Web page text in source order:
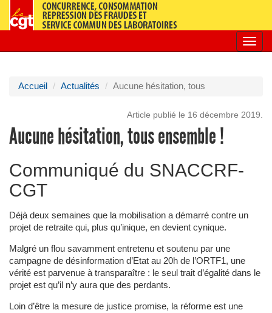
Accueil Actualités Aucune hésitation, tous
Article publié le 16 décembre 2019.
Aucune hésitation, tous ensemble !
Communiqué du SNACCRF-
CGT
Déjà deux semaines que la mobilisation a démarré contre un
projet de retraite qui, plus qu’inique, en devient cynique.
Malgré un flou savamment entretenu et soutenu par une
campagne de désinformation d’Etat au 20h de l’ORTF1, une
vérité est parvenue à transparaître : le seul trait d’égalité dans le
projet est qu’il n’y aura que des perdants.
Loin d’être la mesure de justice promise, la réforme est une